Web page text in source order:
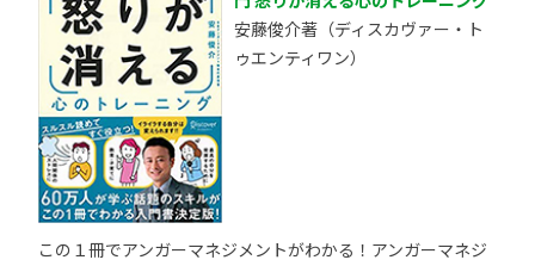
安藤俊介著（ディスカヴァー・ト
ゥエンティワン）
この１冊でアンガーマネジメントがわかる！アンガーマネジ